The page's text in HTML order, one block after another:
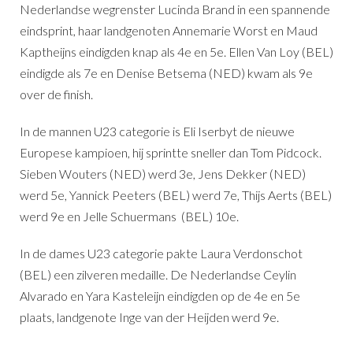
Nederlandse wegrenster Lucinda Brand in een spannende
eindsprint, haar landgenoten Annemarie Worst en Maud
Kaptheijns eindigden knap als 4e en 5e. Ellen Van Loy (BEL)
eindigde als 7e en Denise Betsema (NED) kwam als 9e
over de finish.
In de mannen U23 categorie is Eli Iserbyt de nieuwe
Europese kampioen, hij sprintte sneller dan Tom Pidcock.
Sieben Wouters (NED) werd 3e, Jens Dekker (NED)
werd 5e, Yannick Peeters (BEL) werd 7e, Thijs Aerts (BEL)
werd 9e en Jelle Schuermans (BEL) 10e.
In de dames U23 categorie pakte Laura Verdonschot
(BEL) een zilveren medaille. De Nederlandse Ceylin
Alvarado en Yara Kasteleijn eindigden op de 4e en 5e
plaats, landgenote Inge van der Heijden werd 9e.